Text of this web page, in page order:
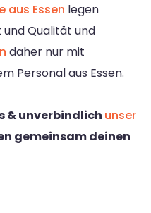
aus Essen legen
Qualität und
daher nur mit
Personal aus Essen.
& unverbindlich unser
gemeinsam deinen